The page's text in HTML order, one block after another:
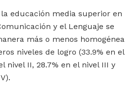
educación media superior en
y el Lenguaje se
más o menos homogénea
niveles de logro (33.9% en el
nivel II, 28.7% en el nivel III y